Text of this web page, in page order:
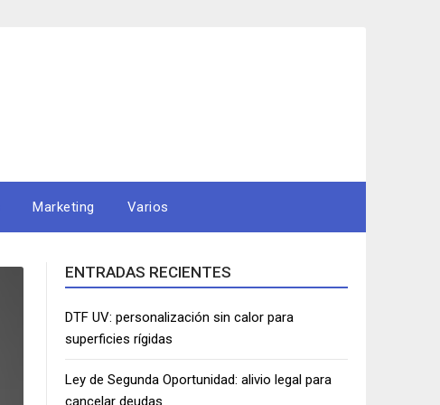
Marketing Varios
ENTRADAS RECIENTES
DTF UV: personalización sin calor para
superficies rígidas
Ley de Segunda Oportunidad: alivio legal para
cancelar deudas